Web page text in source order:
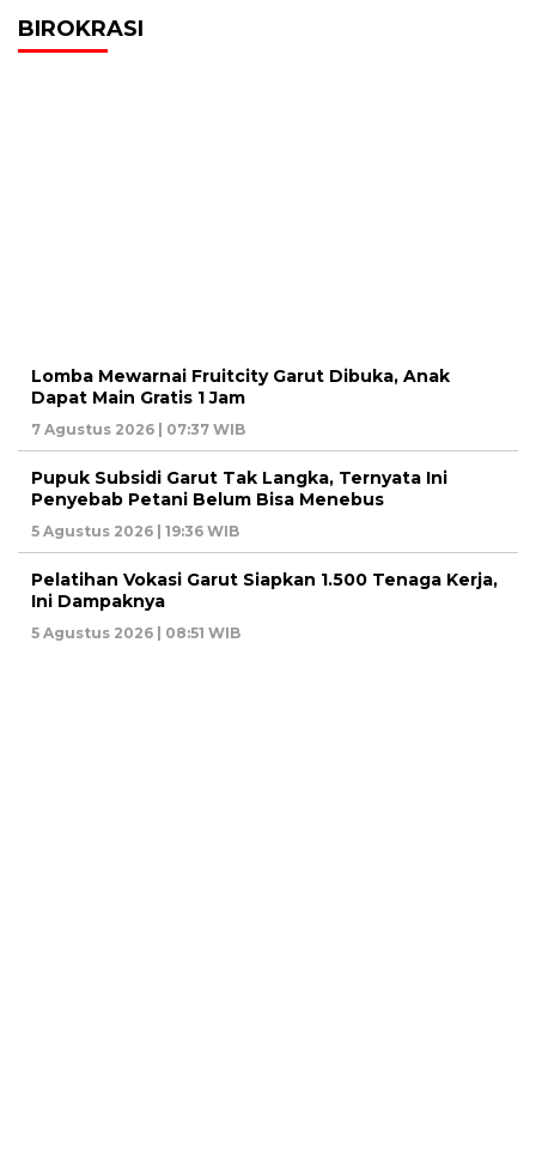
BIROKRASI
Lomba Mewarnai Fruitcity Garut Dibuka, Anak
Dapat Main Gratis 1 Jam
7 Agustus 2026 | 07:37 WIB
Pupuk Subsidi Garut Tak Langka, Ternyata Ini
Penyebab Petani Belum Bisa Menebus
5 Agustus 2026 | 19:36 WIB
Pelatihan Vokasi Garut Siapkan 1.500 Tenaga Kerja,
Ini Dampaknya
5 Agustus 2026 | 08:51 WIB